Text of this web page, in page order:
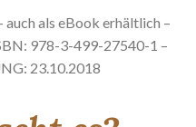
auch als eBook erhältlich –
978-3-499-27540-1 –
23.10.2018